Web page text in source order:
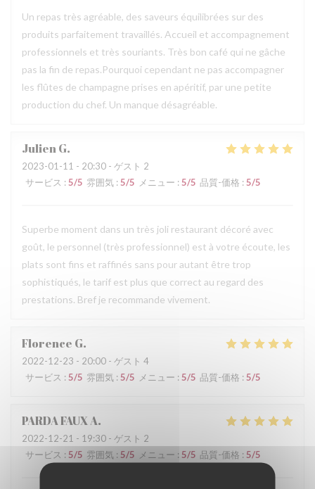
Un repas très agréable, des saveurs équilibrées sur des
produits parfaitement travaillés. Accueil et accompagnement
professionnels et très souriants. Très bon café qui ne gâche
pas la fin de repas.Pourquoi cependant ne pas accompagner
les flûtes de champagne prises en apéritif, par une petite
production du chef. Un manque désagréable.
JulienG
2023-01-11 - 20:30 - ゲスト 2
サービス : 5/5 雰囲気 : 5/5 メニュー : 5/5 品質-価格 : 5/5
Superbe moment dans un très joli restaurant décoré avec
goût, le personnel (très professionnel) est à votre écoute, les
plats sont fins et raffinés sans pour autant être trop
sophistiqués, le tarif est plus que correct au regard des
prestations. Bref je recommande vivement.
Florence G
2022-12-23 - 20:00 - ゲスト 4
サービス : 5/5 雰囲気 : 5/5 メニュー : 5/5 品質-価格 : 5/5
PARDA FAUXA
2022-12-21 - 19:30 - ゲスト 2
サービス : 5/5 雰囲気 : 5/5 メニュー : 5/5 品質-価格 : 5/5